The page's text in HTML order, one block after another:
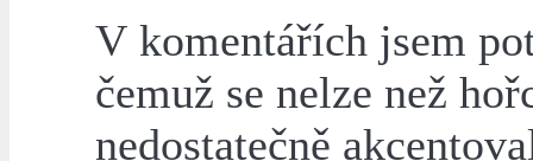
V komentářích jsem
čemuž se nelze než
nedostatečně